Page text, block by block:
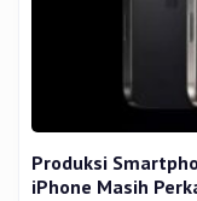
Produksi
iPhone Masih